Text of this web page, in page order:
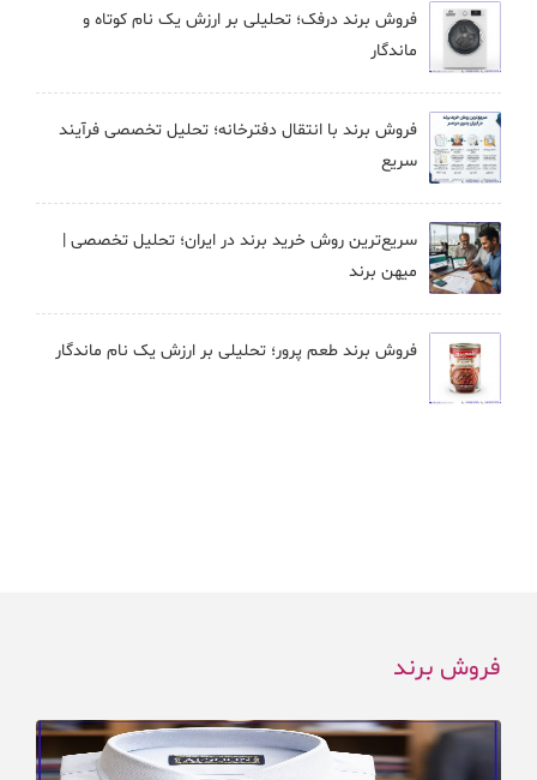
فروش برند درفک؛ تحلیلی بر ارزش یک نام کوتاه و
ماندگار
فروش برند با انتقال دفترخانه؛ تحلیل تخصصی فرآیند
سریع
سریع‌ترین روش خرید برند در ایران؛ تحلیل تخصصی |
میهن برند
فروش برند طعم پرور؛ تحلیلی بر ارزش یک نام ماندگار
فروش برند